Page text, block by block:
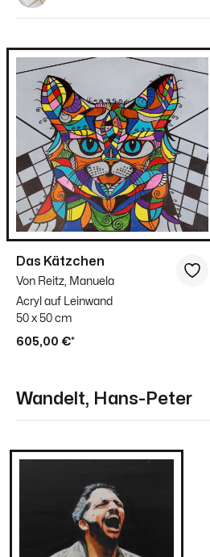
Das Kätzchen
Von Reitz, Manuela
Acryl auf Leinwand
50 x 50 cm
605,00 €*
Wandelt, Hans-Peter